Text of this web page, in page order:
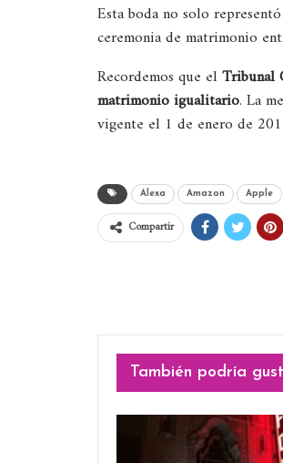
Esta boda no solo
ceremonia de matrimonio
Recordemos que elTribunal
matrimonio igualitario. La
vigente el 1 de enero de
Alexa Amazon Apple
Compartir
También podría